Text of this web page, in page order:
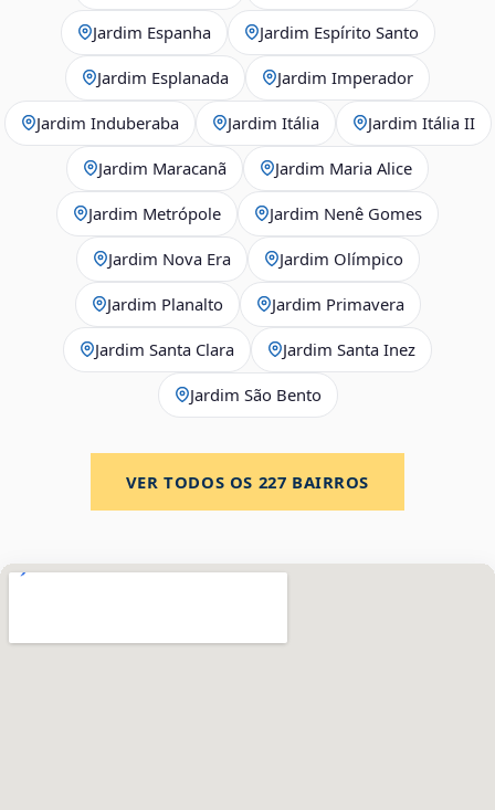
Jardim Espanha Jardim Espírito Santo
Jardim Esplanada Jardim Imperador
Jardim Induberaba Jardim Itália Jardim Itália II
Jardim Maracanã Jardim Maria Alice
Jardim Metrópole Jardim Nenê Gomes
Jardim Nova Era Jardim Olímpico
Jardim Planalto Jardim Primavera
Jardim Santa Clara Jardim Santa Inez
Jardim São Bento
VER TODOS OS 227 BAIRROS